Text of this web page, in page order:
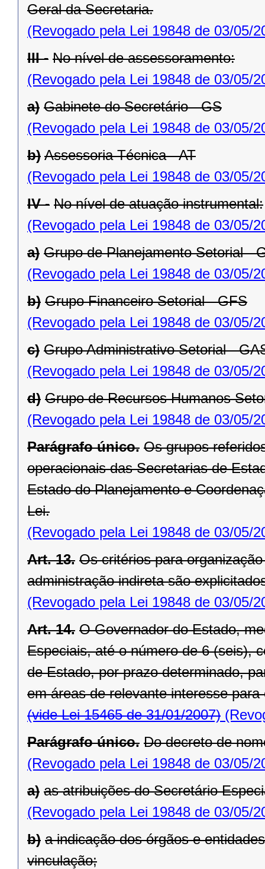
Geral da Secretaria.
(Revogado pela Lei 19848 de 03/05/
III - No nível de assessoramento:
(Revogado pela Lei 19848 de 03/05/
a) Gabinete do Secretário - GS
(Revogado pela Lei 19848 de 03/05/
b) Assessoria Técnica - AT
(Revogado pela Lei 19848 de 03/05/
IV - No nível de atuação instrumental:
(Revogado pela Lei 19848 de 03/05/
a) Grupo de Planejamento Setorial -
(Revogado pela Lei 19848 de 03/05/
b) Grupo Financeiro Setorial - GFS
(Revogado pela Lei 19848 de 03/05/
c) Grupo Administrativo Setorial -
(Revogado pela Lei 19848 de 03/05/
d) Grupo de Recursos Humanos
(Revogado pela Lei 19848 de 03/05/
Parágrafo único. Os grupos
operacionais das Secretarias de
Estado do Planejamento e
Lei.
(Revogado pela Lei 19848 de 03/05/
Art. 13. Os critérios para
administração indireta são
(Revogado pela Lei 19848 de 03/05/
Art. 14. O Governador do Estado,
Especiais, até o número de 6 (seis),
de Estado, por prazo determinado,
em áreas de relevante interesse para
(vide Lei 15465 de 31/01/2007)
Parágrafo único. Do decreto de
(Revogado pela Lei 19848 de 03/05/
a) as atribuições do Secretário
(Revogado pela Lei 19848 de 03/05/
b) a indicação dos órgãos e
vinculação;